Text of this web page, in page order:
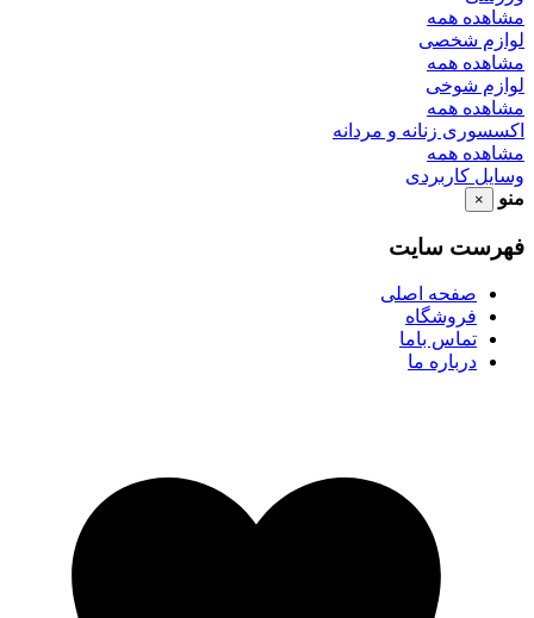
مشاهده همه
لوازم شخصی
مشاهده همه
لوازم شوخی
مشاهده همه
اکسسوری زنانه و مردانه
مشاهده همه
وسایل کاربردی
منو
×
فهرست سایت
صفحه اصلی
فروشگاه
تماس باما
درباره ما